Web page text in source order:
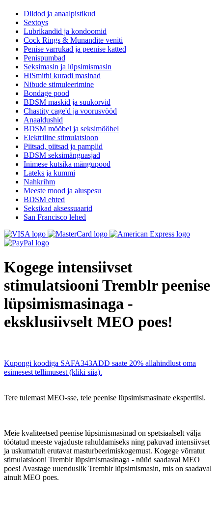
Dildod ja anaalpistikud
Sextoys
Lubrikandid ja kondoomid
Cock Rings & Munandite veniti
Penise varrukad ja peenise katted
Penispumbad
Seksimasin ja lüpsimismasin
HiSmithi kuradi masinad
Nibude stimuleerimine
Bondage pood
BDSM maskid ja suukorvid
Chastity cage'd ja voorusvööd
Anaaldushid
BDSM mööbel ja seksimööbel
Elektriline stimulatsioon
Piitsad, piitsad ja pamplid
BDSM seksimänguasjad
Inimese kutsika mängupood
Lateks ja kummi
Nahkrihm
Meeste mood ja aluspesu
BDSM ehted
Seksikad aksessuaarid
San Francisco lehed
Kogege intensiivset
stimulatsiooni Tremblr peenise
lüpsimismasinaga -
eksklusiivselt MEO poes!
Kupongi koodiga SAFA343ADD saate 20% allahindlust oma
esimesest tellimusest (kliki siia).
Tere tulemast MEO-sse, teie peenise lüpsimismasinate ekspertiisi.
Meie kvaliteetsed peenise lüpsimismasinad on spetsiaalselt välja
töötatud meeste vajaduste rahuldamiseks ning pakuvad intensiivset
ja uskumatult erutavat masturbeerimiskogemust. Kogege võrratut
stimulatsiooni Tremblr lüpsimismasinaga - nüüd saadaval MEO
poes! Avastage uuenduslik Tremblr lüpsimismasin, mis on saadaval
ainult MEO poes.